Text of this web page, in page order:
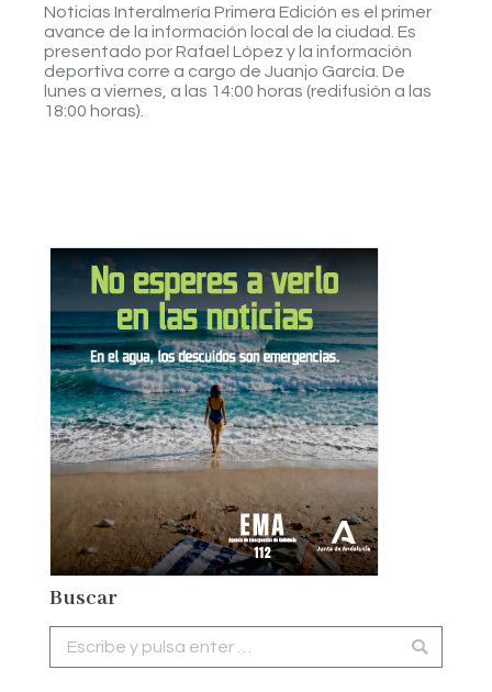
Noticias Interalmería Primera Edición es el primer
avance de la información local de la ciudad. Es
presentado por Rafael López y la información
deportiva corre a cargo de Juanjo García. De
lunes a viernes, a las 14:00 horas (redifusión a las
18:00 horas).
Buscar